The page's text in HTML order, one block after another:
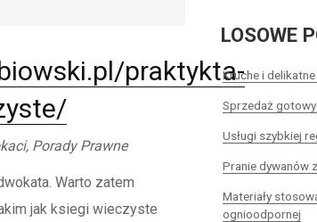
praktykta-
Porady Prawne
Warto zatem
jak ksiegi wieczyste
LOSOWE
Kruche i
Sprzedaż
Usługi szybkiej
Pranie dywanów
Materiały
ognioodpornej